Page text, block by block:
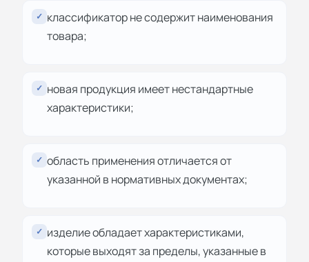
✓ классификатор не содержит наименования
товара;
✓ новая продукция имеет нестандартные
характеристики;
✓ область применения отличается от
указанной в нормативных документах;
✓ изделие обладает характеристиками,
которые выходят за пределы, указанные в